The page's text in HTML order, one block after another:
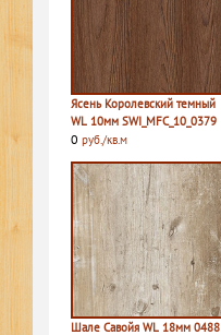
Ясень Королевский темный
WL 10мм SWI_MFC_10_0379
0 руб./кв.м
Шале Савойя WL 18мм 0488